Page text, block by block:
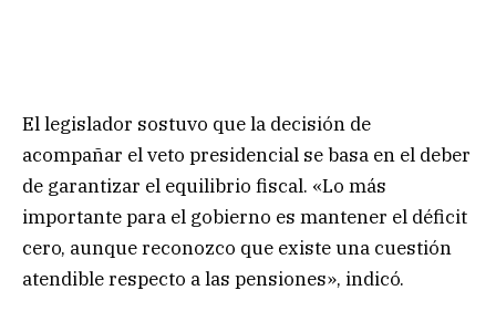
El legislador sostuvo que la decisión de
acompañar el veto presidencial se basa en el deber
de garantizar el equilibrio fiscal. «Lo más
importante para el gobierno es mantener el déficit
cero, aunque reconozco que existe una cuestión
atendible respecto a las pensiones», indicó.